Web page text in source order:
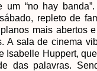
“no hay
repleto de
mais abertos
A sala de cinema
Huppert,
das palavras.